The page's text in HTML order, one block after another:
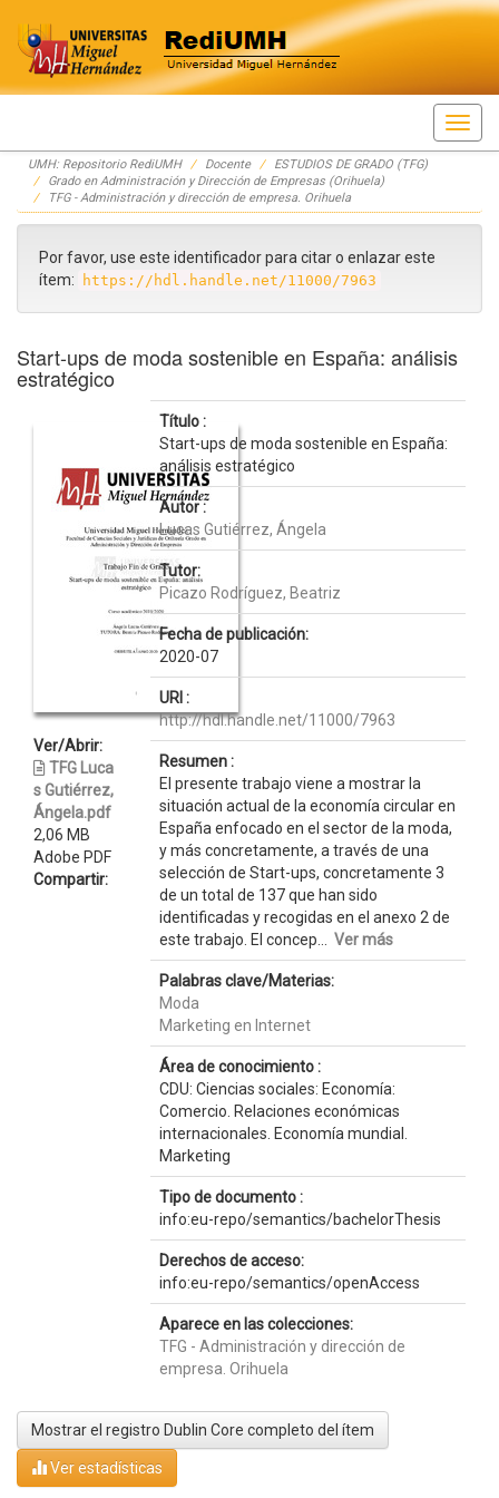
Skip
navigation
UMH: Repositorio RediUMH Docente
ESTUDIOS DE GRADO (TFG)
Grado en Administración y Dirección de Empresas (Orihuela)
TFG - Administración y dirección de empresa. Orihuela
Por favor, use este identificador para citar o enlazar este
ítem:
https://hdl.handle.net/11000/7963
Start-ups de moda sostenible en España: análisis
estratégico
Ver/Abrir:
TFG Luca
s Gutiérrez,
Ángela.pdf
2,06 MB
Adobe PDF
Compartir:
Título :
Start-ups de moda sostenible en España:
análisis estratégico
Autor :
Lucas Gutiérrez, Ángela
Tutor:
Picazo Rodríguez, Beatriz
Fecha de publicación:
2020-07
URI :
http://hdl.handle.net/11000/7963
Resumen :
El presente trabajo viene a mostrar la
situación actual de la economía circular en
España enfocado en el sector de la moda,
y más concretamente, a través de una
selección de Start-ups, concretamente 3
de un total de 137 que han sido
identificadas y recogidas en el anexo 2 de
este trabajo. El concep... Ver más
Palabras clave/Materias:
Moda
Marketing en Internet
Área de conocimiento :
CDU: Ciencias sociales: Economía:
Comercio. Relaciones económicas
internacionales. Economía mundial.
Marketing
Tipo de documento :
info:eu-repo/semantics/bachelorThesis
Derechos de acceso:
info:eu-repo/semantics/openAccess
Aparece en las colecciones:
TFG - Administración y dirección de
empresa. Orihuela
Mostrar el registro Dublin Core completo del ítem
Ver estadísticas